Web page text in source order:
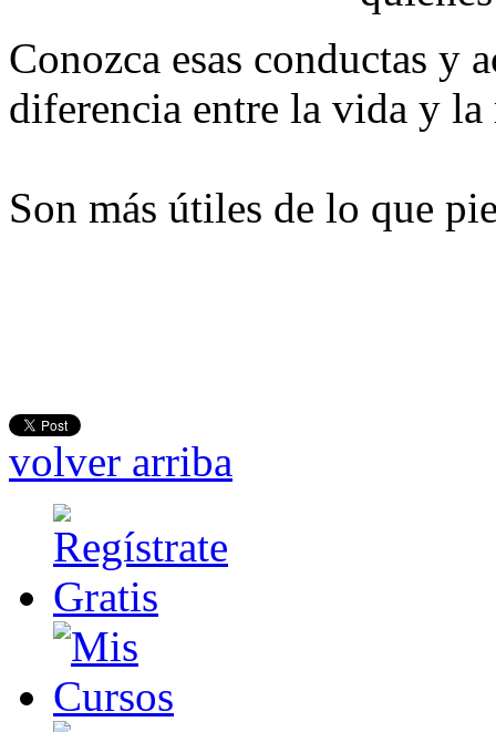
Conozca esas conductas y
diferencia entre la vida y la
Son más útiles de lo que
volver arriba